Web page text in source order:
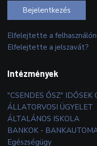
Bejelentkezés
Elfelejtette a
Elfelejtette a jelszavát?
Intézmények
"CSENDES ŐSZ" IDŐSEK
ÁLLATORVOSI ÜGYELET
ÁLTALÁNOS ISKOLA
BANKOK -
Egészségügy